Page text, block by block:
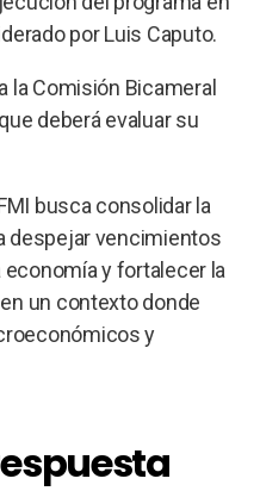
por Luis Caputo.
la Comisión Bicameral
deberá evaluar su
busca consolidar la
despejar vencimientos
y fortalecer la
un contexto donde
y